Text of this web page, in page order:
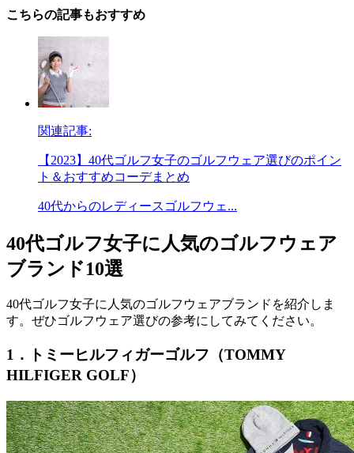
こちらの記事もおすすめ
関連記事:
【2023】40代ゴルフ女子のゴルフウェア選びのポイン
ト＆おすすめコーデまとめ
40代からのレディースゴルフウェ...
40代ゴルフ女子に人気のゴルフウェア
ブランド10選
40代ゴルフ女子に人気のゴルフウェアブランドを紹介しま
す。ぜひゴルフウェア選びの参考にしてみてください。
1．トミーヒルフィガーゴルフ（TOMMY
HILFIGER GOLF）